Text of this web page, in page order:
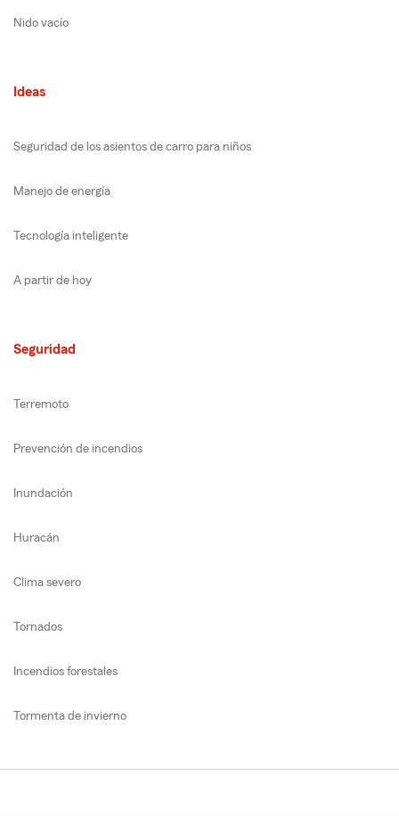
Nido vacío
Ideas
Seguridad de los asientos de carro para niños
Manejo de energía
Tecnología inteligente
A partir de hoy
Seguridad
Terremoto
Prevención de incendios
Inundación
Huracán
Clima severo
Tornados
Incendios forestales
Tormenta de invierno